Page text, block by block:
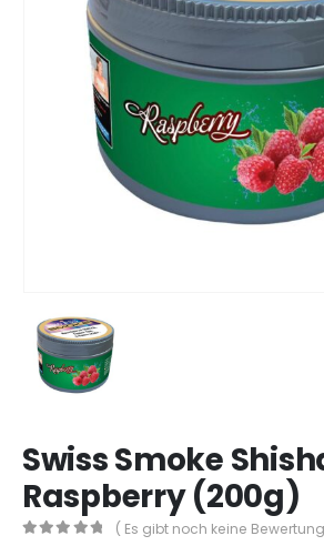
Swiss Smoke
Raspberry (200g)
( Es gibt noch keine